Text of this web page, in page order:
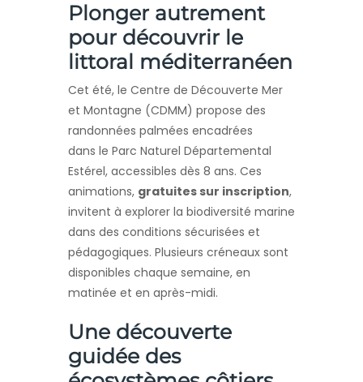
Plonger autrement
pour découvrir le
littoral méditerranéen
Cet été, le Centre de Découverte Mer
et Montagne (CDMM) propose des
randonnées palmées encadrées
dans le Parc Naturel Départemental
Estérel, accessibles dès 8 ans. Ces
animations, gratuites sur inscription,
invitent à explorer la biodiversité marine
dans des conditions sécurisées et
pédagogiques. Plusieurs créneaux sont
disponibles chaque semaine, en
matinée et en après-midi.
Une découverte
guidée des